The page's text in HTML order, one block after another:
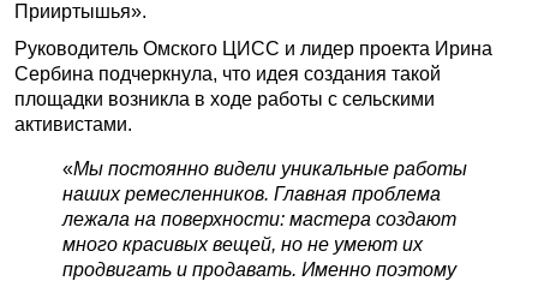
Прииртышья».
Руководитель Омского ЦИСС и лидер проекта Ирина
Сербина подчеркнула, что идея создания такой
площадки возникла в ходе работы с сельскими
активистами.
«Мы постоянно видели уникальные работы
наших ремесленников. Главная проблема
лежала на поверхности: мастера создают
много красивых вещей, но не умеют их
продвигать и продавать. Именно поэтому